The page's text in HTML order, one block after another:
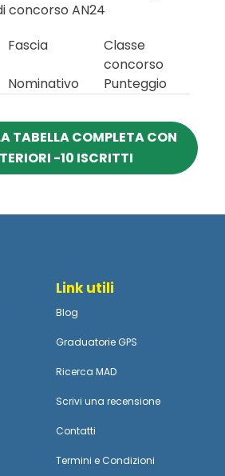
concorso AN24
Fascia
Classe
concorso
Nominativo Punteggio
TABELLA COMPLETA CON
-10 ISCRITTI
Link utili
Blog
Graduatorie GPS
Ricerca MAD
Scrivi una recensione
Contatti
Termini e Condizioni